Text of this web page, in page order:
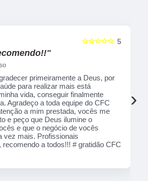
☆☆☆☆☆
bom, exelente atendimento ao
Adorei, pessoal muito profissional
instrutores, nota 1000!!
›